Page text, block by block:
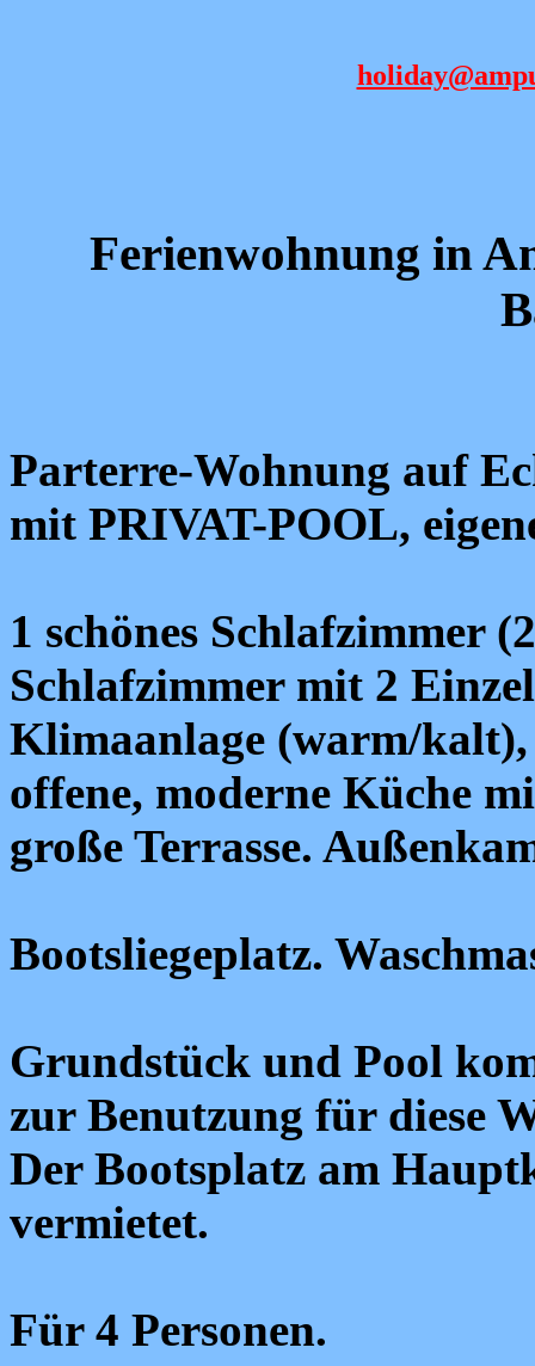
Ferienwohnung in
Parterre-Wohnung auf
mit PRIVAT-POOL,
1 schönes Schlafzimmer
Schlafzimmer mit 2
Klimaanlage (warm/
offene, moderne Küche
große Terrasse.
Bootsliegeplatz.
Grundstück und Pool
zur Benutzung für diese
Der Bootsplatz am
vermietet.
Für 4 Personen.